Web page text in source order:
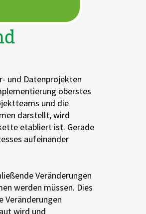
und Datenprojekten
oberstes
und die
darstellt, wird
etabliert ist. Gerade
aufeinander
Veränderungen
werden müssen. Dies
Veränderungen
wird und